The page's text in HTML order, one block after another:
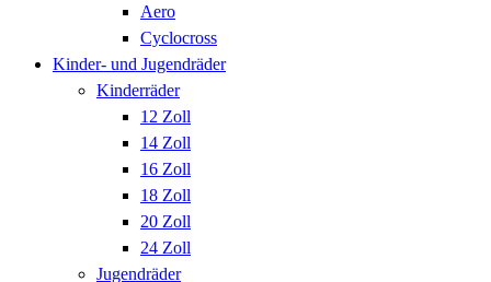
Aero
Cyclocross
Kinder- und Jugendräder
Kinderräder
12 Zoll
14 Zoll
16 Zoll
18 Zoll
20 Zoll
24 Zoll
Jugendräder